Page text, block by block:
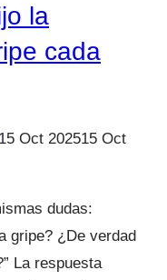
la
cada
15 Oct 202515 Oct
dudas:
gripe? ¿De verdad
La respuesta